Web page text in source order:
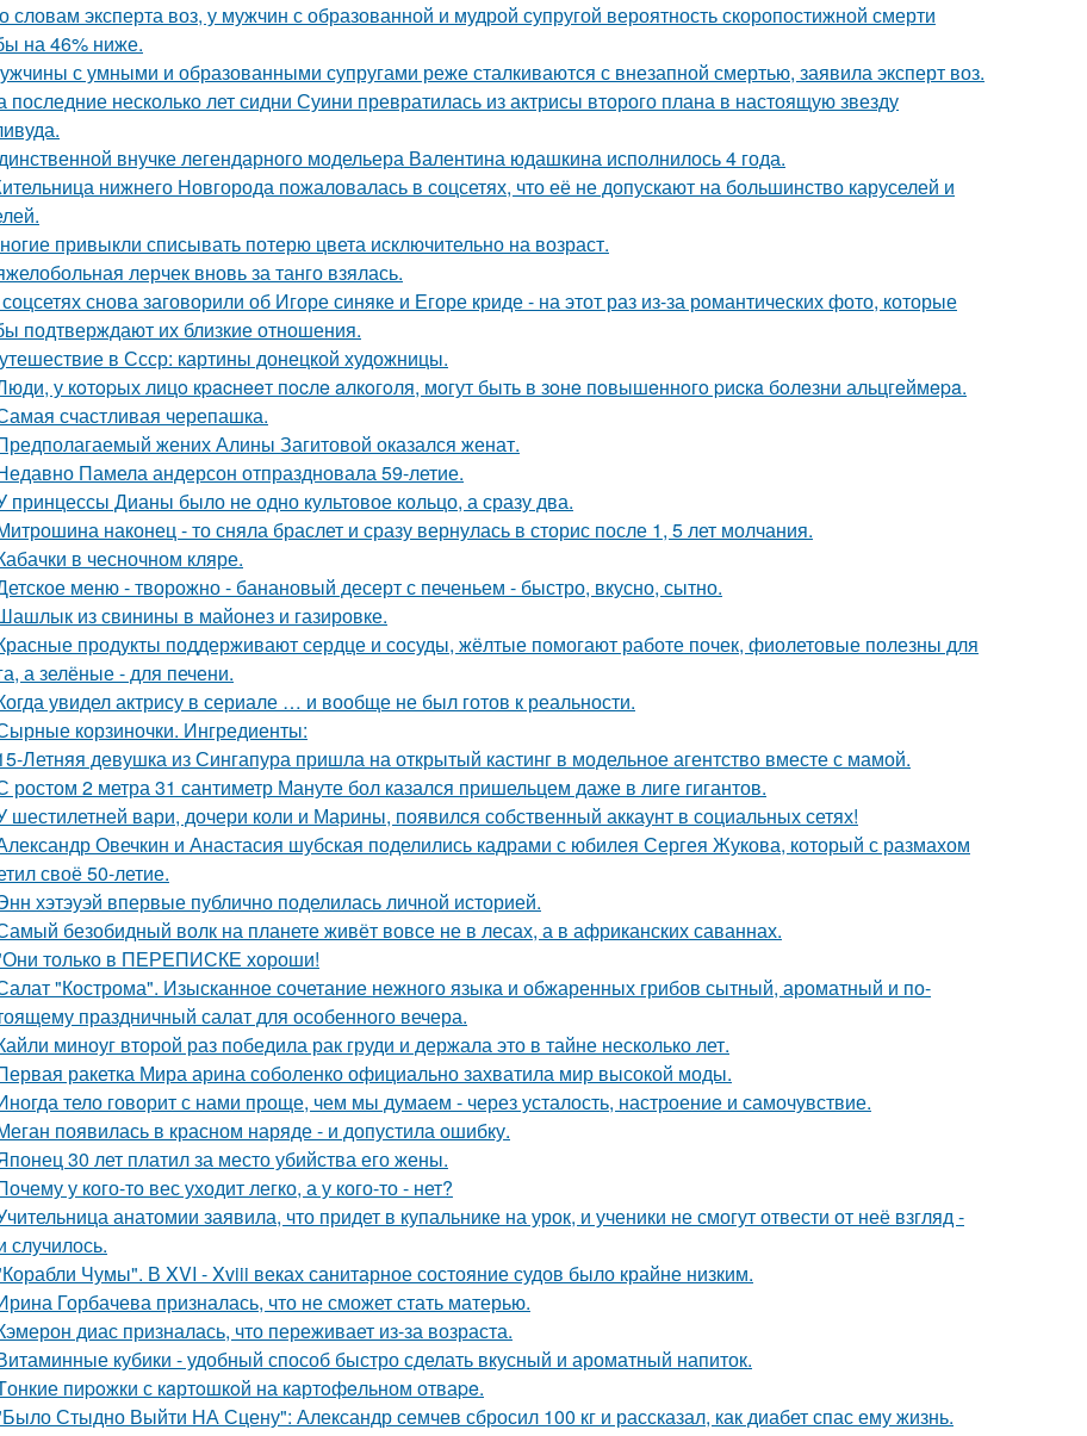
словам эксперта воз, у мужчин с образованной и мудрой супругой вероятность скоропостижной смерти
на 46% ниже.
с умными и образованными супругами реже сталкиваются с внезапной смертью, заявила эксперт воз.
последние несколько лет сидни Суини превратилась из актрисы второго плана в настоящую звезду
внучке легендарного модельера Валентина юдашкина исполнилось 4 года.
нижнего Новгорода пожаловалась в соцсетях, что её не допускают на большинство каруселей и
привыкли списывать потерю цвета исключительно на возраст.
лерчек вновь за танго взялась.
снова заговорили об Игоре синяке и Егоре криде - на этот раз из-за романтических фото, которые
подтверждают их близкие отношения.
в Ссср: картины донецкой художницы.
у кoтopых лицo кpacнeeт пocлe aлкoгoля, мoгут быть в зoнe пoвышeннoгo pиcкa бoлeзни альцгeймepa.
счастливая черепашка.
жених Алины Загитовой оказался женат.
Памела андерсон отпраздновала 59-летие.
принцессы Дианы было не одно культовое кольцо, а сразу два.
наконец - то сняла браслет и сразу вернулась в сторис после 1, 5 лет молчания.
в чесночном кляре.
меню - творожно - банановый десерт с печеньем - быстро, вкусно, сытно.
из свинины в майонез и газировке.
продукты поддерживают сердце и сосуды, жёлтые помогают работе почек, фиолетовые полезны для
а зелёные - для печени.
увидел актрису в сериале … и вообще не был готов к реальности.
корзиночки. Ингредиенты:
Летняя девушка из Сингапура пришла на открытый кастинг в модельное агентство вместе с мамой.
ростом 2 метра 31 сантиметр Мануте бол казался пришельцем даже в лиге гигантов.
шестилетней вари, дочери коли и Марины, появился собственный аккаунт в социальных сетях!
Овечкин и Анастасия шубская поделились кадрами с юбилея Сергея Жукова, который с размахом
своё 50-летие.
хэтэуэй впервые публично поделилась личной историей.
безобидный волк на планете живёт вовсе не в лесах, а в африканских саваннах.
только в ПЕРЕПИСКЕ хороши!
"Кострома". Изысканное сочетание нежного языка и обжаренных грибов сытный, ароматный и по-
праздничный салат для особенного вечера.
миноуг второй раз победила рак груди и держала это в тайне несколько лет.
ракетка Мира арина соболенко официально захватила мир высокой моды.
тело говорит с нами проще, чем мы думаем - через усталость, настроение и самочувствие.
появилась в красном наряде - и допустила ошибку.
30 лет платил за место убийства его жены.
у кого-то вес уходит легко, а у кого-то - нет?
анатомии заявила, что придет в купальнике на урок, и ученики не смогут отвести от неё взгляд -
случилось.
Чумы". В XVI - Xviii веках санитарное состояние судов было крайне низким.
Горбачева призналась, что не сможет стать матерью.
диас призналась, что переживает из-за возраста.
кубики - удобный способ быстро сделать вкусный и ароматный напиток.
пиpoжки с кaртoшкoй на картoфeльном отваpe.
Стыдно Выйти НА Сцену": Александр семчев сбросил 100 кг и рассказал, как диабет спас ему жизнь.